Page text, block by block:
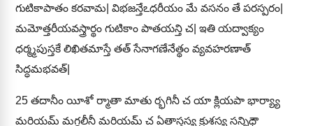
గుటికాపాతం కరవామ| విభజన్తేఽధరీయం మే వసనం తే పరస్పరం|
మమోత్తరీయవస్త్రార్థం గుటికాం పాతయన్తి చ| ఇతి యద్వాక్యం
ధర్మ్మపుస్తకే లిఖితమాస్తే తత్ సేనాగణేనేత్థం వ్యవహరణాత్
సిద్ధమభవత్|
25 తదానీం యీశో ర్మాతా మాతు ర్భగినీ చ యా క్లియపా భార్య్యా
మరియమ్ మగ్దలీనీ మరియమ్ చ ఏతాస్తస్య క్రుశస్య సన్నిధౌ